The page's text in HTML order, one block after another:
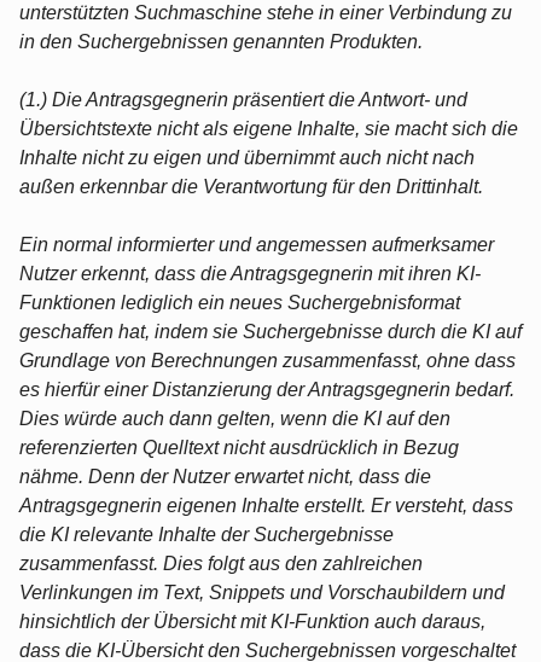
unterstützten Suchmaschine stehe in einer Verbindung zu
in den Suchergebnissen genannten Produkten.
(1.) Die Antragsgegnerin präsentiert die Antwort- und
Übersichtstexte nicht als eigene Inhalte, sie macht sich die
Inhalte nicht zu eigen und übernimmt auch nicht nach
außen erkennbar die Verantwortung für den Drittinhalt.
Ein normal informierter und angemessen aufmerksamer
Nutzer erkennt, dass die Antragsgegnerin mit ihren KI-
Funktionen lediglich ein neues Suchergebnisformat
geschaffen hat, indem sie Suchergebnisse durch die KI auf
Grundlage von Berechnungen zusammenfasst, ohne dass
es hierfür einer Distanzierung der Antragsgegnerin bedarf.
Dies würde auch dann gelten, wenn die KI auf den
referenzierten Quelltext nicht ausdrücklich in Bezug
nähme. Denn der Nutzer erwartet nicht, dass die
Antragsgegnerin eigenen Inhalte erstellt. Er versteht, dass
die KI relevante Inhalte der Suchergebnisse
zusammenfasst. Dies folgt aus den zahlreichen
Verlinkungen im Text, Snippets und Vorschaubildern und
hinsichtlich der Übersicht mit KI-Funktion auch daraus,
dass die KI-Übersicht den Suchergebnissen vorgeschaltet